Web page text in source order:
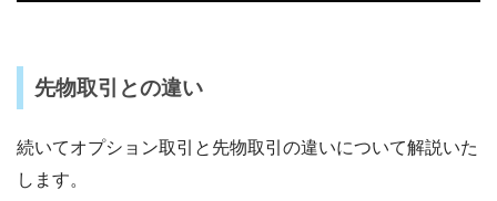
先物取引との違い
続いてオプション取引と先物取引の違いについて解説いた
します。